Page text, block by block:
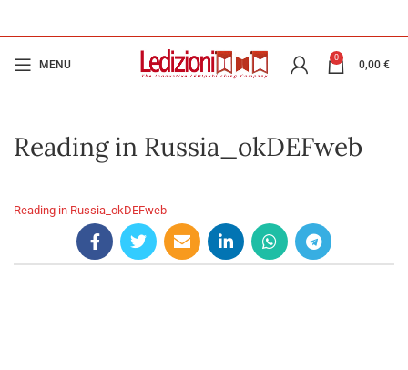
MENU
0
0,00 €
Reading in Russia_okDEFweb
Reading in Russia_okDEFweb